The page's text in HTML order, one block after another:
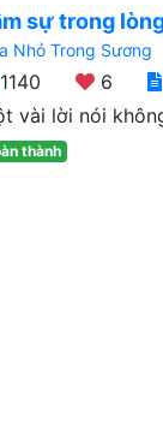
sự trong
Nhỏ Trong Sương
6
vài lời nói
thành